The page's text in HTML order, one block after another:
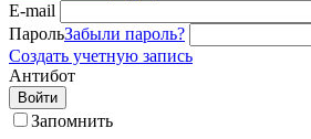
E-mail
ПарольЗабыли пароль?
Создать учетную запись
Антибот
Войти
Запомнить